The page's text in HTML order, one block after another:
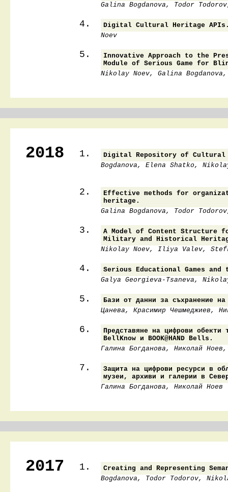
Galina Bogdanova, Todor
4.
Digital Cultural Heritage
Noev
5.
Innovative Approach to the
Module of Serious Game for
Nikolay Noev, Galina
2018 1.
Digital Repository of Cultural
Bogdanova, Elena Shatko,
2.
Effective methods for
heritage.
Galina Bogdanova, Todor
3.
A Model of Content Structure
Military and Historical
Nikolay Noev, Iliya Valev,
4.
Serious Educational Games
Galya Georgieva-Tsaneva,
5.
Бази от данни за съхранение
Цанева, Красимир Чешмеджиев,
6.
Представяне на цифрови обекти
BellKnow и BOOK@HAND Bells.
Галина Богданова, Николай
7.
Защита на цифрови ресурси в
музеи, архиви и галерии в
Галина Богданова, Николай Ноев
2017 1.
Creating and Representing
Bogdanova, Todor Todorov,